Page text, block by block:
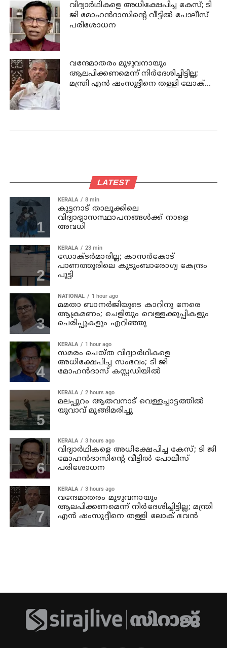
വിദ്യാര്‍ഥികളെ അധിക്ഷേപിച്ച കേസ്; ടി
ജി മോഹന്‍ദാസിന്റെ വീട്ടില്‍ പോലീസ്
പരിശോധന
വന്ദേമാതരം മുഴുവനായും
ആലപിക്കണമെന്ന് നിര്‍ദേശിച്ചിട്ടില്ല;
മന്ത്രി എന്‍ ഷംസുദ്ദീനെ തള്ളി ലോക്
LATEST
KERALA 8 min
കുട്ടനാട് താലൂക്കിലെ
വിദ്യാഭ്യാസസ്ഥാപനങ്ങള്‍ക്ക് നാളെ
അവധി
KERALA 23 min
ഡോക്ടര്‍മാരില്ല; കാസര്‍കോട്
പാണത്തൂരിലെ കുടുംബാരോഗ്യ കേന്ദ്രം
പൂട്ടി
NATIONAL 1 hour ago
മമതാ ബാനർജിയുടെ കാറിനു നേരെ
ആക്രമണം; ചെളിയും വെള്ളക്കുപ്പികളും
ചെരിപ്പുകളും എറിഞ്ഞു
KERALA 1 hour ago
സമരം ചെയ്ത വിദ്യാര്‍ഥികളെ
അധിക്ഷേപിച്ച സംഭവം; ടി ജി
മോഹന്‍ദാസ് കസ്റ്റഡിയിൽ
KERALA 2 hours ago
മലപ്പുറം ആതവനാട് വെള്ളച്ചാട്ടത്തില്‍
യുവാവ് മുങ്ങിമരിച്ചു
KERALA 3 hours ago
വിദ്യാര്‍ഥികളെ അധിക്ഷേപിച്ച കേസ്; ടി ജി
മോഹന്‍ദാസിന്റെ വീട്ടില്‍ പോലീസ്
പരിശോധന
KERALA 3 hours ago
വന്ദേമാതരം മുഴുവനായും
ആലപിക്കണമെന്ന് നിര്‍ദേശിച്ചിട്ടില്ല; മന്ത്രി
എന്‍ ഷംസുദ്ദീനെ തള്ളി ലോക് ഭവന്‍